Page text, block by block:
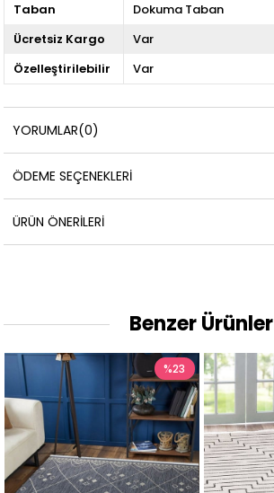
Taban
Dokuma Taban
Ücretsiz Kargo
Var
Özelleştirilebilir
Var
YORUMLAR(0)
ÖDEME SEÇENEKLERI
ÜRÜN ÖNERILERI
Benzer Ürünler
%23